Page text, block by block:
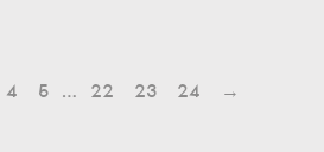
4 5 … 22 23 24 →